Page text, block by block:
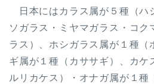
日本にはカラス属が５種（ハ
ソガラス・ミヤマガラス・コク
ラス）、ホシガラス属が１種（
ギ属が１種（カササギ）、カケ
ルリカケス）・オナガ属が１種